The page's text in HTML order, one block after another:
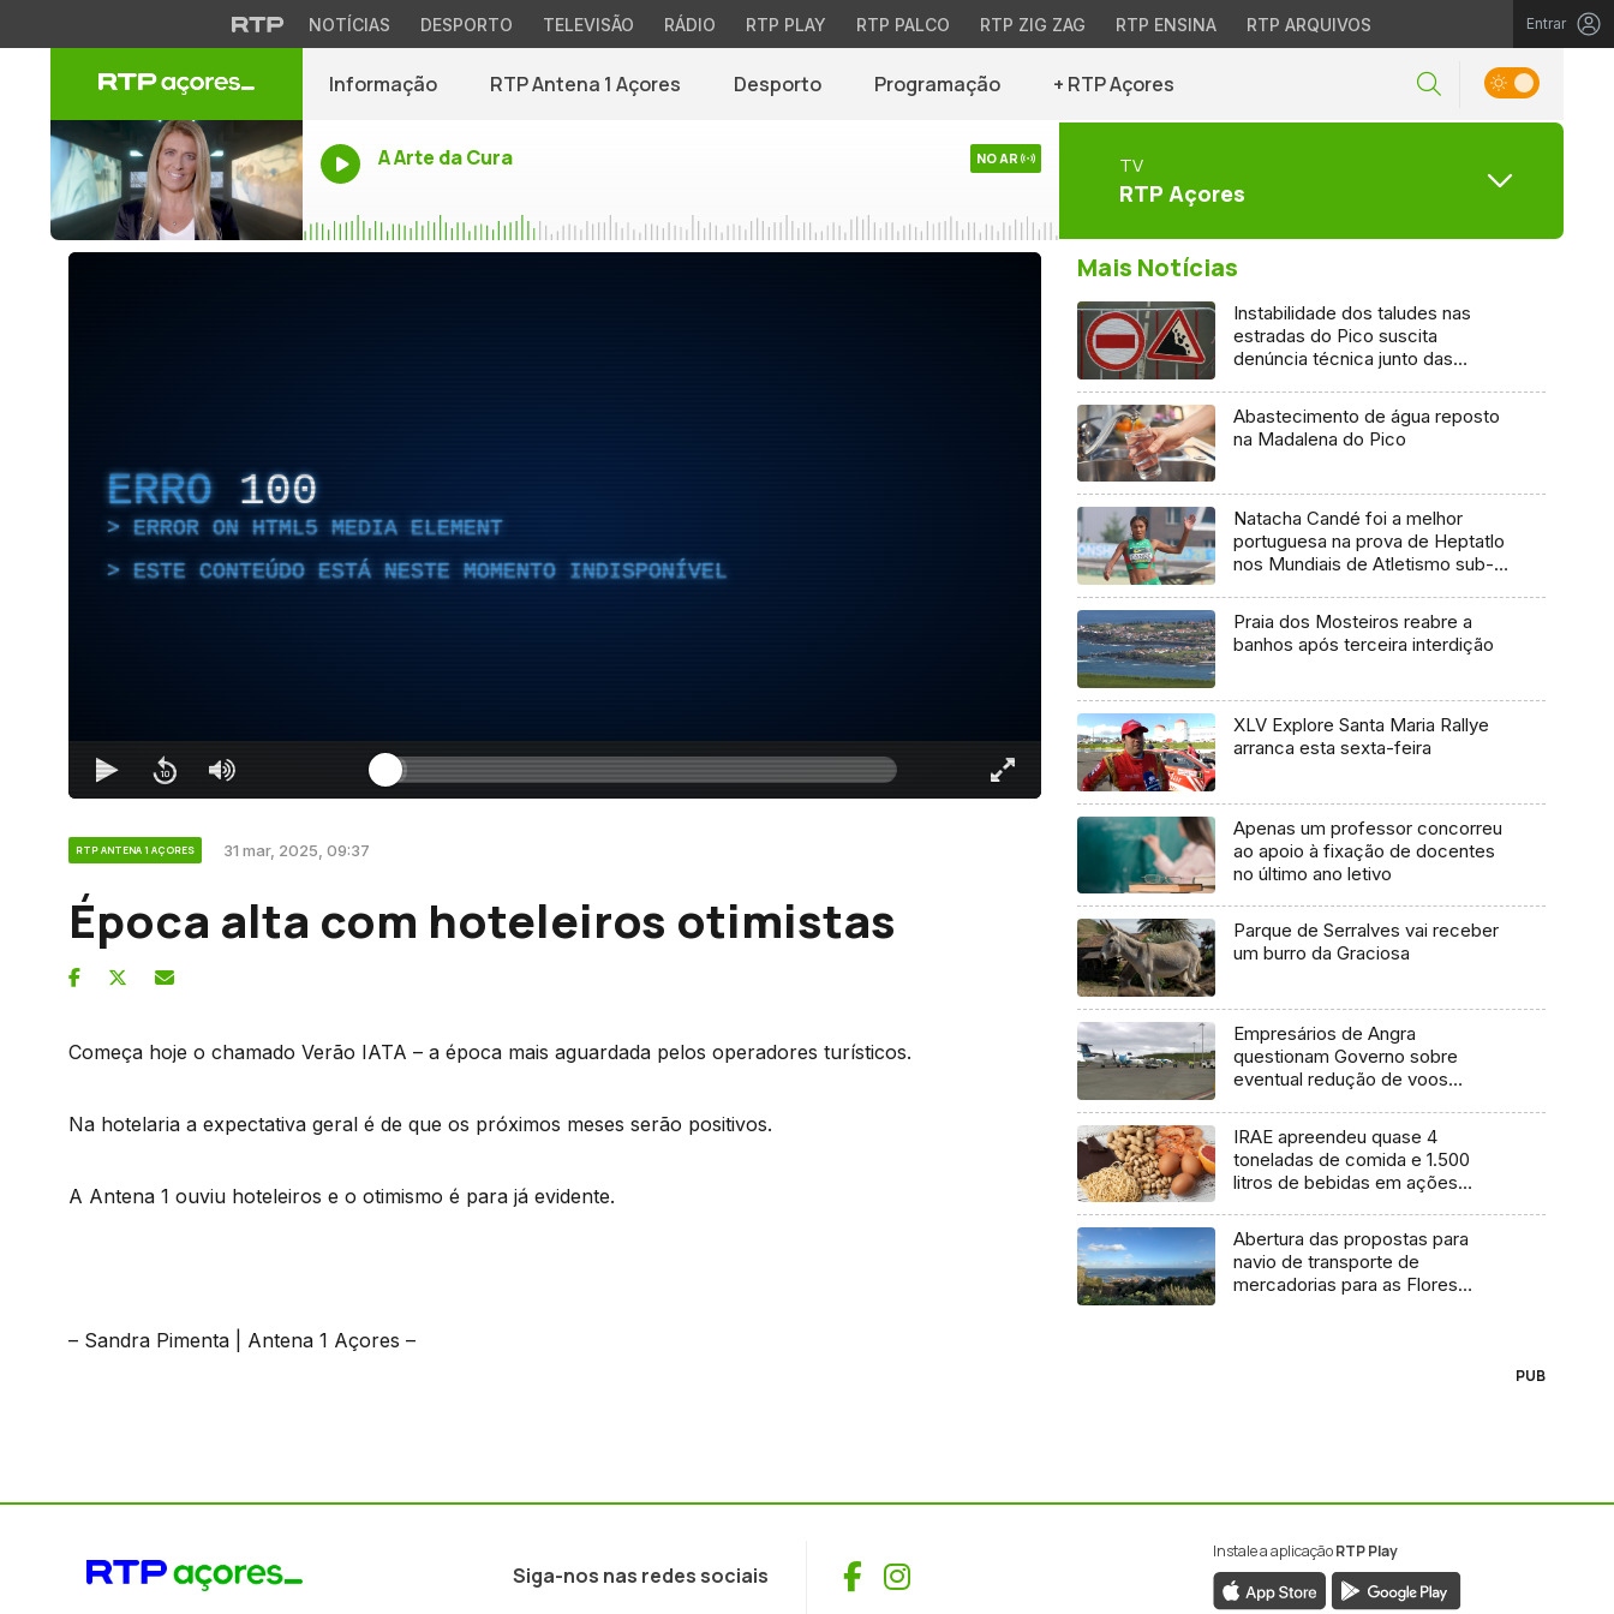
NOTÍCIAS DESPORTO TELEVISÃO RÁDIO RTP PLAY RTP PALCO RTP ZIG ZAG RTP ENSINA RTP ARQUIVOS Entrar
Informação RTP Antena 1 Açores Desporto Programação + RTP Açores
A Arte da Cura NO AR TV
RTP Açores
ERRO 100
ERROR ON HTML5 MEDIA ELEMENT
ESTE CONTEÚDO ESTÁ NESTE MOMENTO INDISPONÍVEL
RTP ANTENA 1 AÇORES 31 mar, 2025, 09:37
Época alta com hoteleiros otimistas
Começa hoje o chamado Verão IATA – a época mais aguardada pelos operadores turísticos.
Na hotelaria a expectativa geral é de que os próximos meses serão positivos.
A Antena 1 ouviu hoteleiros e o otimismo é para já evidente.
– Sandra Pimenta | Antena 1 Açores –
Mais Notícias
Instabilidade dos taludes nas
estradas do Pico suscita
denúncia técnica junto das
Abastecimento de água reposto
na Madalena do Pico
Natacha Candé foi a melhor
portuguesa na prova de Heptatlo
nos Mundiais de Atletismo sub-
Praia dos Mosteiros reabre a
banhos após terceira interdição
XLV Explore Santa Maria Rallye
arranca esta sexta-feira
Apenas um professor concorreu
ao apoio à fixação de docentes
no último ano letivo
Parque de Serralves vai receber
um burro da Graciosa
Empresários de Angra
questionam Governo sobre
eventual redução de voos
IRAE apreendeu quase 4
toneladas de comida e 1.500
litros de bebidas em ações
Abertura das propostas para
navio de transporte de
mercadorias para as Flores
PUB
Siga-nos nas redes sociais Facebook
Instagram
Instale a aplicaçãoRTP Play